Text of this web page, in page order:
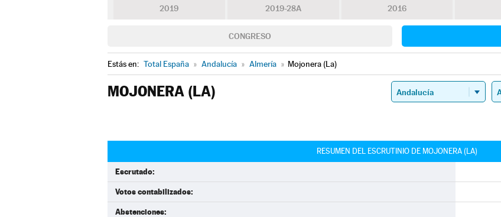
2019 2019-28A 2016
CONGRESO
Estás en: Total España » Andalucía » Almería » Mojonera (La)
MOJONERA (LA)
RESUMEN DEL ESCRUTINIO DE MOJONERA (LA)
Escrutado:
Votos contabilizados:
Abstenciones: